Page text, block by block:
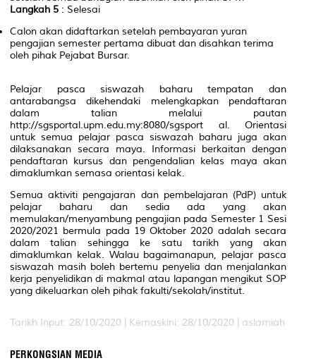
Langkah 5 : Selesai
Calon akan didaftarkan setelah pembayaran yuran
pengajian semester pertama dibuat dan disahkan terima
oleh pihak Pejabat Bursar.
Pelajar pasca siswazah baharu tempatan dan
antarabangsa dikehendaki melengkapkan pendaftaran
dalam talian melalui pautan
http://sgsportal.upm.edu.my:8080/sgsport al. Orientasi
untuk semua pelajar pasca siswazah baharu juga akan
dilaksanakan secara maya. Informasi berkaitan dengan
pendaftaran kursus dan pengendalian kelas maya akan
dimaklumkan semasa orientasi kelak.
Semua aktiviti pengajaran dan pembelajaran (PdP) untuk
pelajar baharu dan sedia ada yang akan
memulakan/menyambung pengajian pada Semester 1 Sesi
2020/2021 bermula pada 19 Oktober 2020 adalah secara
dalam talian sehingga ke satu tarikh yang akan
dimaklumkan kelak. Walau bagaimanapun, pelajar pasca
siswazah masih boleh bertemu penyelia dan menjalankan
kerja penyelidikan di makmal atau lapangan mengikut SOP
yang dikeluarkan oleh pihak fakulti/sekolah/institut.
Tarikh Input: 28/10/2020 | Kemaskini: 28/10/2020 | aslamiah
PERKONGSIAN MEDIA